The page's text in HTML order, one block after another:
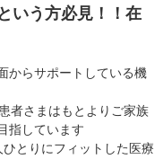
いう方必見！！在
からサポートしている機
者さまはもとよりご家族
指しています
とりにフィットした医療